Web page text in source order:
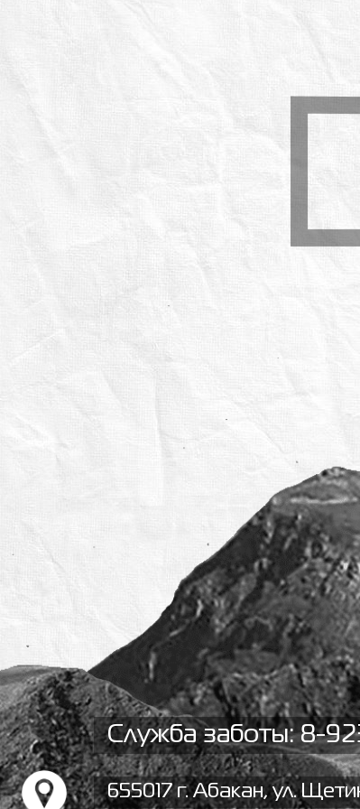
Служба заботы: 8-
655017 г. Абакан, ул.